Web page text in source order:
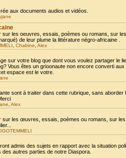
aux documents audios et vidéos.
sur les oeuvres, essais, poèmes ou romans, sur
de leur plume la littérature négro-africaine .
Chabine Alex
sur votre blog que dont vous voulez partager le
Vous êtes un grioonaute non encore converti
espace est le votre.
sont à traiter dans cette rubrique, sans
Alex
sur les œuvres, essais, poèmes ou romans, sur
admis des sujets en rapport avec la situation
des autres parties de notre Diaspora.